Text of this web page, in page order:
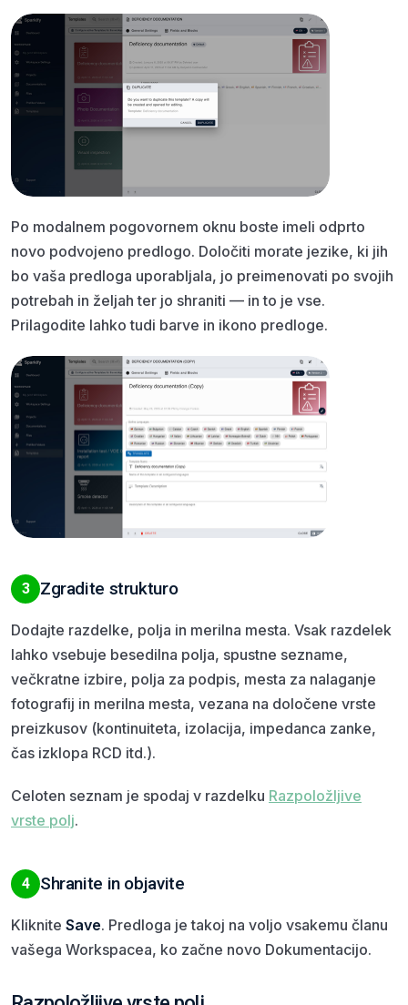
Po modalnem pogovornem oknu boste imeli odprto
novo podvojeno predlogo. Določiti morate jezike, ki jih
bo vaša predloga uporabljala, jo preimenovati po svojih
potrebah in željah ter jo shraniti — in to je vse.
Prilagodite lahko tudi barve in ikono predloge.
3 Zgradite strukturo
Dodajte razdelke, polja in merilna mesta. Vsak razdelek
lahko vsebuje besedilna polja, spustne sezname,
večkratne izbire, polja za podpis, mesta za nalaganje
fotografij in merilna mesta, vezana na določene vrste
preizkusov (kontinuiteta, izolacija, impedanca zanke,
čas izklopa RCD itd.).
Celoten seznam je spodaj v razdelku Razpoložljive
vrste polj.
4 Shranite in objavite
Kliknite Save. Predloga je takoj na voljo vsakemu članu
vašega Workspacea, ko začne novo Dokumentacijo.